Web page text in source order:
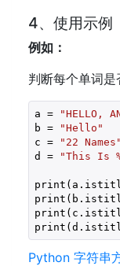
4、使用示例
例如：
判断每个单词是
a =
"HELLO,
b =
"Hello"
c =
"22 Names"
d =
"This Is
Python 字符串